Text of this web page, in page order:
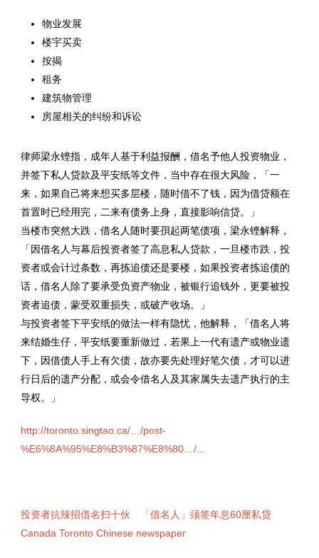
物业发展
楼宇买卖
按揭
租务
建筑物管理
房屋相关的纠纷和诉讼
律师梁永铿指，成年人基于利益报酬，借名予他人投资物业，
并签下私人贷款及平安纸等文件，当中存在很大风险，「一
来，如果自己将来想买多层楼，随时借不了钱，因为借贷额在
首置时已经用完，二来有债务上身，直接影响信贷。」
当楼市突然大跌，借名人随时要孭起两笔债项，梁永铿解释，
「因借名人与幕后投资者签了高息私人贷款，一旦楼市跌，投
资者或会计过条数，再拣追债还是要楼，如果投资者拣追债的
话，借名人除了要承受负资产物业，被银行追钱外，更要被投
资者追债，蒙受双重损失，或破产收场。」
与投资者签下平安纸的做法一样有隐忧，他解释，「借名人将
来结婚生仔，平安纸要重新做过，若果上一代有遗产或物业遗
下，因借债人手上有欠债，故亦要先处理好笔欠债，才可以进
行日后的遗产分配，或会令借名人及其家属失去遗产执行的主
导权。」
http://toronto.singtao.ca/…/post-
%E6%8A%95%E8%B3%87%E8%80…/…
投资者抗辣招借名扫十伙 「借名人」须签年息60厘私贷
Canada Toronto Chinese newspaper